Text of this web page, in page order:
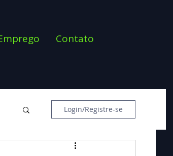
Contato
Login/Registre-se